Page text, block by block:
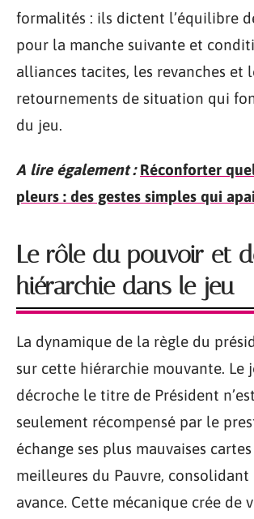
formalités : ils dictent l’équilibre
pour la manche suivante et
alliances tacites, les revanches et
retournements de situation qui
du jeu.
A lire également : Réconforter
pleurs : des gestes simples qui
Le rôle du pouvoir et
hiérarchie dans le jeu
La dynamique de la règle du
sur cette hiérarchie mouvante. Le
décroche le titre de Président
seulement récompensé par le
échange ses plus mauvaises
meilleures du Pauvre, consolidant
avance. Cette mécanique crée de